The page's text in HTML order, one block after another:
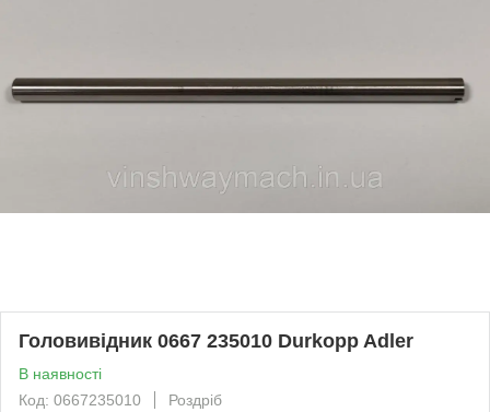
Головивідник 0667 235010 Durkopp Adler
В наявності
Код: 0667235010
Роздріб